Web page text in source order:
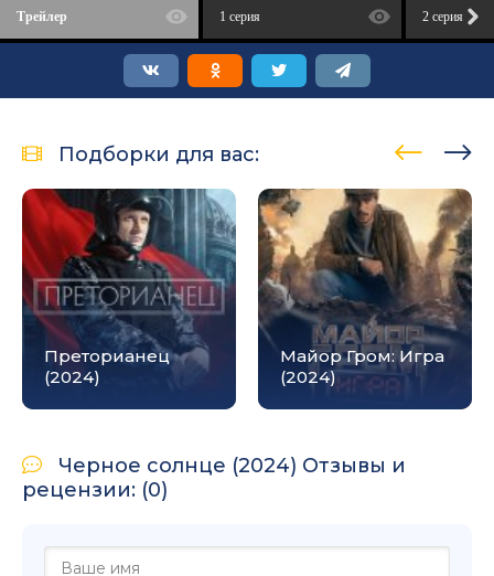
Трейлер 1 серия 2 серия
Подборки для вас:
Преторианец
(2024)
Майор Гром: Игра
(2024)
Черное солнце (2024) Отзывы и
рецензии: (0)